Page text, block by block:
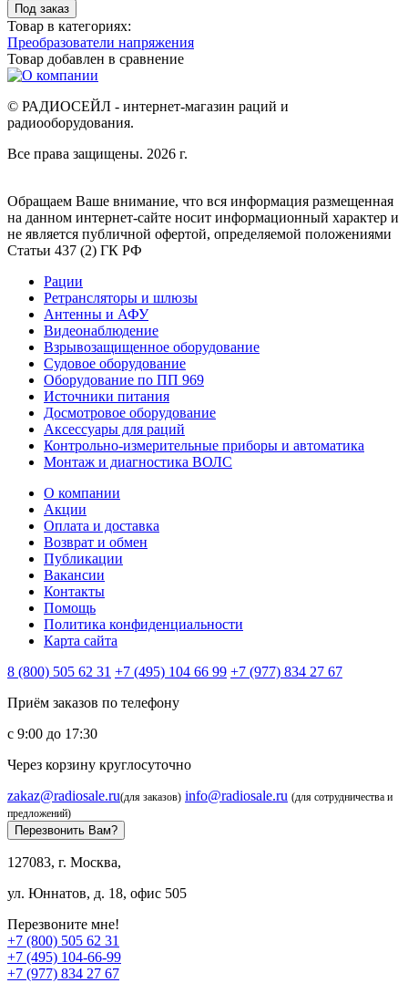
Под заказ
Товар в категориях:
Преобразователи напряжения
Товар добавлен в сравнение
© РАДИОСЕЙЛ - интернет-магазин раций и
радиооборудования.
Все права защищены. 2026 г.
Обращаем Ваше внимание, что вся информация размещенная
на данном интернет-сайте носит информационный характер и
не является публичной офертой, определяемой положениями
Статьи 437 (2) ГК РФ
Рации
Ретрансляторы и шлюзы
Антенны и АФУ
Видеонаблюдение
Взрывозащищенное оборудование
Судовое оборудование
Оборудование по ПП 969
Источники питания
Досмотровое оборудование
Аксессуары для раций
Контрольно-измерительные приборы и автоматика
Монтаж и диагностика ВОЛС
О компании
Акции
Оплата и доставка
Возврат и обмен
Публикации
Вакансии
Контакты
Помощь
Политика конфиденциальности
Карта сайта
8 (800) 505 62 31 +7 (495) 104 66 99 +7 (977) 834 27 67
Приём заказов по телефону
с 9:00 до 17:30
Через корзину круглосуточно
zakaz@radiosale.ru(для заказов) info@radiosale.ru (для сотрудничества и
предложений)
Перезвонить Вам?
127083, г. Москва,
ул. Юннатов, д. 18, офис 505
Перезвоните мне!
+7 (800) 505 62 31
+7 (495) 104-66-99
+7 (977) 834 27 67